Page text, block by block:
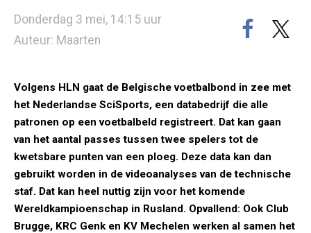
Donderdag 3 mei, 14:15 uur
Auteur: Maarten
Volgens HLN gaat de Belgische voetbalbond in zee met
het Nederlandse SciSports, een databedrijf die alle
patronen op een voetbalbeld registreert. Dat kan gaan
van het aantal passes tussen twee spelers tot de
kwetsbare punten van een ploeg. Deze data kan dan
gebruikt worden in de videoanalyses van de technische
staf. Dat kan heel nuttig zijn voor het komende
Wereldkampioenschap in Rusland. Opvallend: Ook Club
Brugge, KRC Genk en KV Mechelen werken al samen het